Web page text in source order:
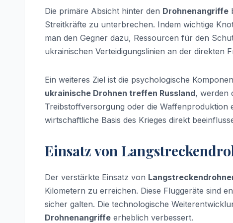
Die primäre Absicht hinter den Drohnenangriffe
Streitkräfte zu unterbrechen. Indem wichtige
man den Gegner dazu, Ressourcen für den
ukrainischen Verteidigungslinien an der direkten
Ein weiteres Ziel ist die psychologische
ukrainische Drohnen treffen Russland, werden
Treibstoffversorgung oder die Waffenproduktion
wirtschaftliche Basis des Krieges direkt
Einsatz von
Der verstärkte Einsatz von
Kilometern zu erreichen. Diese Fluggeräte sind
sicher galten. Die technologische
Drohnenangriffe erheblich verbessert.